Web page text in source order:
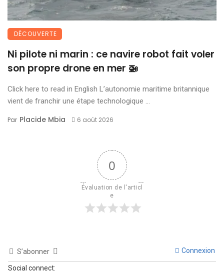
DÉCOUVERTE
Ni pilote ni marin : ce navire robot fait voler
son propre drone en mer 🚁
Click here to read in English L’autonomie maritime britannique
vient de franchir une étape technologique ...
Par Placide Mbia 6 août 2026
0
Évaluation de l'articl
e
S’abonner Connexion
Social connect: